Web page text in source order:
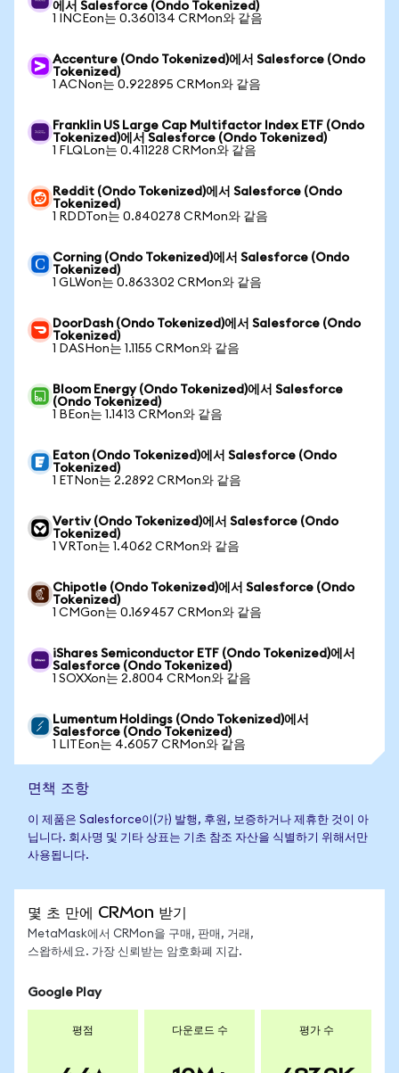
에서 Salesforce (Ondo Tokenized)
1 INCEon는 0.360134 CRMon와 같음
Accenture (Ondo Tokenized)에서 Salesforce (Ondo
Tokenized)
1 ACNon는 0.922895 CRMon와 같음
Franklin US Large Cap Multifactor Index ETF (Ondo
Tokenized)에서 Salesforce (Ondo Tokenized)
1 FLQLon는 0.411228 CRMon와 같음
Reddit (Ondo Tokenized)에서 Salesforce (Ondo
Tokenized)
1 RDDTon는 0.840278 CRMon와 같음
Corning (Ondo Tokenized)에서 Salesforce (Ondo
Tokenized)
1 GLWon는 0.863302 CRMon와 같음
DoorDash (Ondo Tokenized)에서 Salesforce (Ondo
Tokenized)
1 DASHon는 1.1155 CRMon와 같음
Bloom Energy (Ondo Tokenized)에서 Salesforce
(Ondo Tokenized)
1 BEon는 1.1413 CRMon와 같음
Eaton (Ondo Tokenized)에서 Salesforce (Ondo
Tokenized)
1 ETNon는 2.2892 CRMon와 같음
Vertiv (Ondo Tokenized)에서 Salesforce (Ondo
Tokenized)
1 VRTon는 1.4062 CRMon와 같음
Chipotle (Ondo Tokenized)에서 Salesforce (Ondo
Tokenized)
1 CMGon는 0.169457 CRMon와 같음
iShares Semiconductor ETF (Ondo Tokenized)에서
Salesforce (Ondo Tokenized)
1 SOXXon는 2.8004 CRMon와 같음
Lumentum Holdings (Ondo Tokenized)에서
Salesforce (Ondo Tokenized)
1 LITEon는 4.6057 CRMon와 같음
면책 조항
이 제품은 Salesforce이(가) 발행, 후원, 보증하거나 제휴한 것이 아
닙니다. 회사명 및 기타 상표는 기초 참조 자산을 식별하기 위해서만
사용됩니다.
몇 초 만에 CRMon 받기
MetaMask에서 CRMon을 구매, 판매, 거래,
스왑하세요. 가장 신뢰받는 암호화폐 지갑.
Google Play
평점 다운로드 수 평가 수